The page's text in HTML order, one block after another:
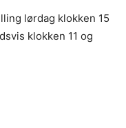
lørdag klokken 15
klokken 11 og